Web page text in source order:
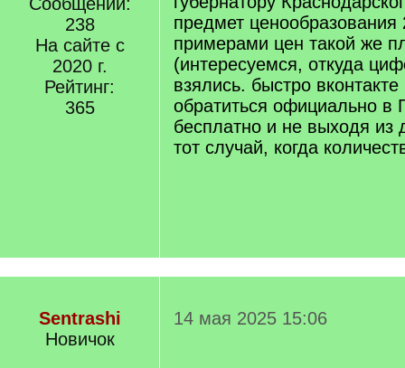
238
На сайте с
2020 г.
Рейтинг:
365
предмет ценообразования
примерами цен такой же
(интересуемся, откуда
взялись. быстро
обратиться официально в
бесплатно и не выходя из
тот случай, когда
Sentrashi
Новичок
14 мая 2025 15:06